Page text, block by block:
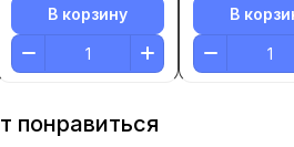
В корзину В
понравиться